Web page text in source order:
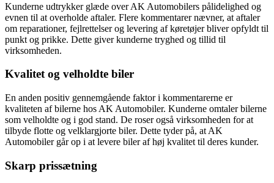
Kunderne udtrykker glæde over AK Automobilers pålidelighed og
evnen til at overholde aftaler. Flere kommentarer nævner, at aftaler
om reparationer, fejlrettelser og levering af køretøjer bliver opfyldt til
punkt og prikke. Dette giver kunderne tryghed og tillid til
virksomheden.
Kvalitet og velholdte biler
En anden positiv gennemgående faktor i kommentarerne er
kvaliteten af bilerne hos AK Automobiler. Kunderne omtaler bilerne
som velholdte og i god stand. De roser også virksomheden for at
tilbyde flotte og velklargjorte biler. Dette tyder på, at AK
Automobiler går op i at levere biler af høj kvalitet til deres kunder.
Skarp prissætning